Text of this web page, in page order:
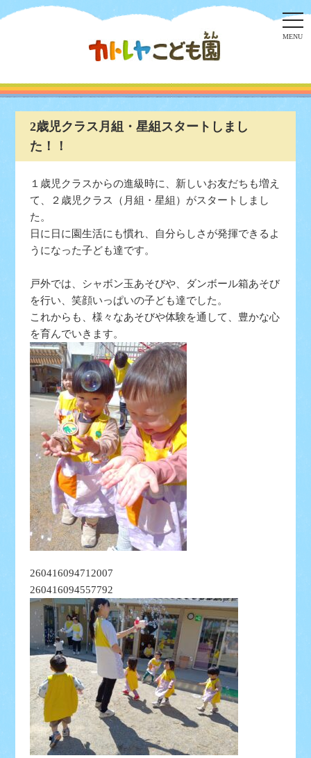
MENU
2歳児クラス月組・星組スタートしまし
た！！
１歳児クラスからの進級時に、新しいお友だちも増え
て、２歳児クラス（月組・星組）がスタートしまし
た。
日に日に園生活にも慣れ、自分らしさが発揮できるよ
うになった子ども達です。
戸外では、シャボン玉あそびや、ダンボール箱あそび
を行い、笑顔いっぱいの子ども達でした。
これからも、様々なあそびや体験を通して、豊かな心
を育んでいきます。
260416094712007
260416094557792